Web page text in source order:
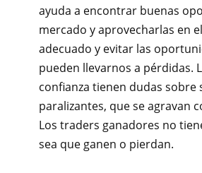
ayuda a encontrar buenas
mercado y aprovecharlas en
adecuado y evitar las
pueden llevarnos a pérdidas.
confianza tienen dudas sobre
paralizantes, que se agravan
Los traders ganadores no
sea que ganen o pierdan.